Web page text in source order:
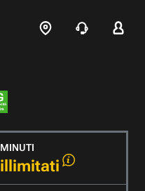
MINUTI
illimitati